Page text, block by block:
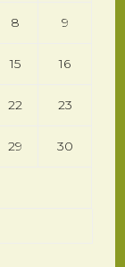
8 9
15 16
22 23
29 30